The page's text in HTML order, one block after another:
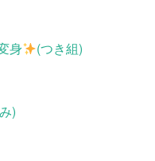
身 (つき組)
)